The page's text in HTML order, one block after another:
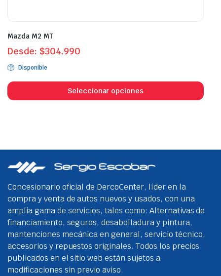
Mazda M2 MT
Desde: $304.990
Disponible
Seleccionar opciones
la
Concesionario oficial de DercoCenter, líder en la
compra y venta de autos nuevos y usados, con una
amplia gama de servicios, tales como: Alternativas de
financiamiento, seguros, desabolladura y pintura,
mantenciones mecánica en general, servicio técnico,
accesorios y repuestos originales. Todos los precios
publicados en el sitio web están sujetos a
modificaciones sin previo aviso.